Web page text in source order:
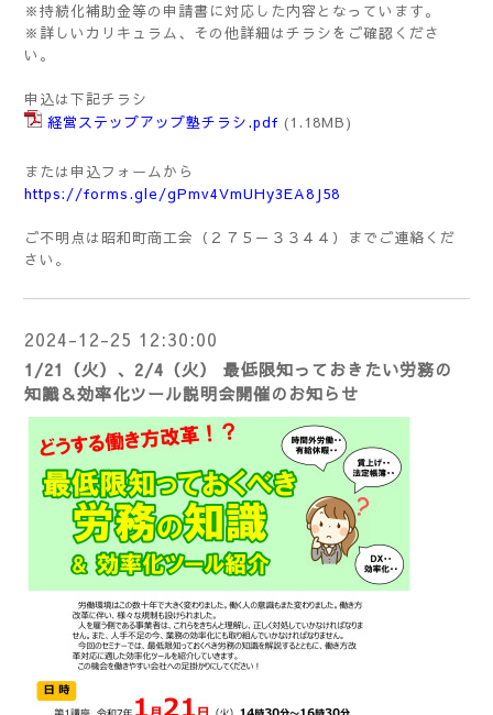
※持続化補助金等の申請書に対応した内容となっています。
※詳しいカリキュラム、その他詳細はチラシをご確認くださ
い。
申込は下記チラシ
経営ステップアップ塾チラシ.pdf (1.18MB)
または申込フォームから
https://forms.gle/gPmv4VmUHy3EA8J58
ご不明点は昭和町商工会（２７５－３３４４）までご連絡くだ
さい。
2024-12-25 12:30:00
1/21（火）、2/4（火） 最低限知っておきたい労務の
知識＆効率化ツール説明会開催のお知らせ